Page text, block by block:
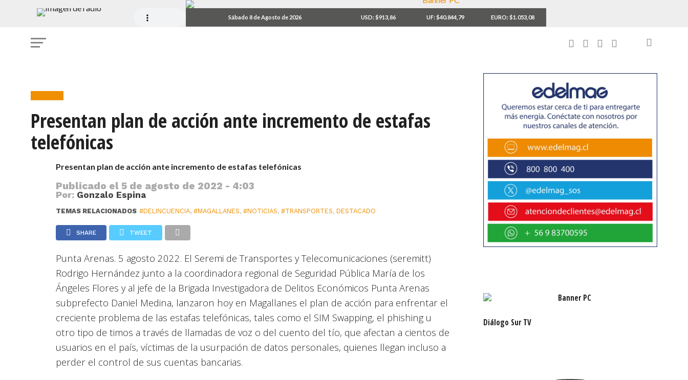
Sábado 8 de Agosto de 2026 USD: $913,86 UF: $40.844,79 EURO: $1.053,08
Noticias
Presentan plan de acción ante incremento de estafas
telefónicas
Presentan plan de acción ante incremento de estafas telefónicas
Publicado el5 de agosto de 2022 - 4:03
Por: Gonzalo Espina
TEMAS RELACIONADOS #DELINCUENCIA,#MAGALLANES,#NOTICIAS,#TRANSPORTES,DESTACADO
SHARE TWEET
Punta Arenas. 5 agosto 2022. El Seremi de Transportes y Telecomunicaciones (seremitt)
Rodrigo Hernández junto a la coordinadora regional de Seguridad Pública María de los
Ángeles Flores y al jefe de la Brigada Investigadora de Delitos Económicos Punta Arenas
subprefecto Daniel Medina, lanzaron hoy en Magallanes el plan de acción para enfrentar el
creciente problema de las estafas telefónicas, tales como el SIM Swapping, el phishing u
otro tipo de timos a través de llamadas de voz o del cuento del tío, que afectan a cientos de
usuarios en el país, víctimas de la usurpación de datos personales, quienes llegan incluso a
perder el control de sus cuentas bancarias.
Diálogo Sur TV